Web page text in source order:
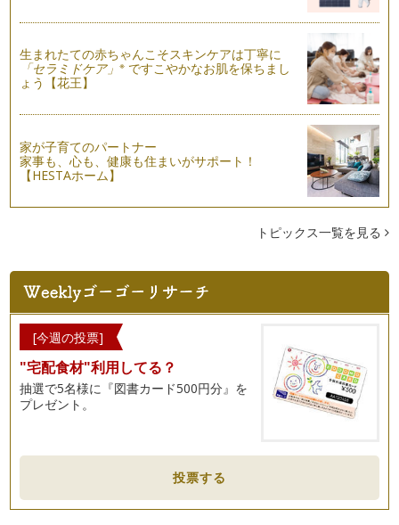
生まれたての赤ちゃんこそスキンケアは丁寧に
「セラミドケア」※ ですこやかなお肌を保ちまし
ょう【花王】
家が子育てのパートナー
家事も、心も、健康も住まいがサポート！
【HESTAホーム】
トピックス一覧を見る
[今週の投票]
"宅配食材"利用してる？
抽選で5名様に『図書カード500円分』を
プレゼント。
投票する